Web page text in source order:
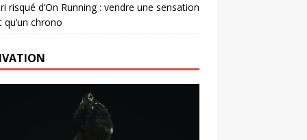
risqué d’On Running : vendre une sensation
chrono